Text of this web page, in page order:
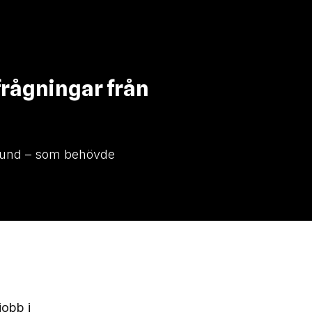
från
– som behövde
i